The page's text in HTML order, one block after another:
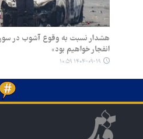
هشدار نسبت به وقوع آشوب در
انفجار خواهیم بود»
۱۴۰۴-۰۹-۱۹ ۱۰:۵۹